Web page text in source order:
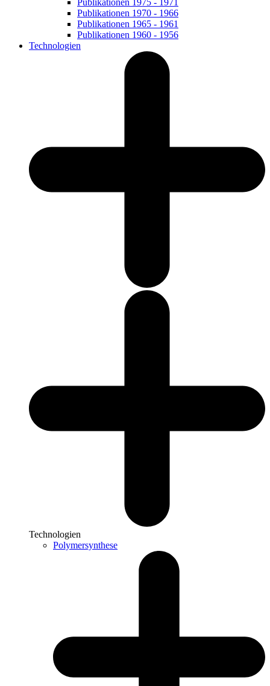
Publikationen 1975 - 1971
Publikationen 1970 - 1966
Publikationen 1965 - 1961
Publikationen 1960 - 1956
Technologien
Technologien
Polymersynthese